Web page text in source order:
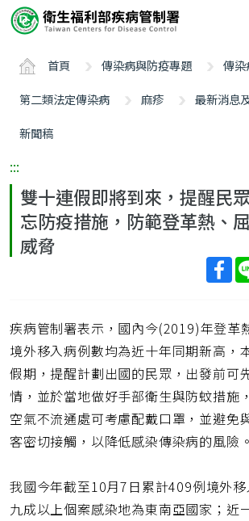
要
ALT+C
首頁 傳染病與防疫專題
傳
第二類法定傳染病
麻疹
最新消息
新聞稿
:::
雙十連假即將到來，提醒民
忘防疫措施，防範登革熱、
威脅
疾病管制署表示，國內今(2019)年登革
境外移入病例數均為近十年同期新高，
假期，提醒計劃出國的民眾，出發前可
情，並於當地做好手部衛生與防蚊措施
空氣不流通處可考慮配戴口罩，並避免
客密切接觸，以降低感染傳染病的風險。
我國今年截至10月7日累計409例境外移
九成以上個案感染地為東南亞國家；近